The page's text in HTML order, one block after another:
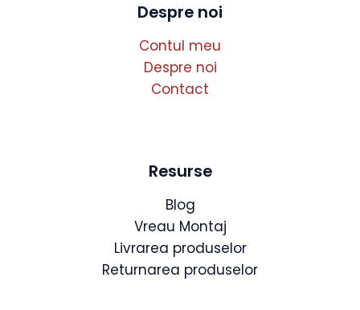
Despre noi
Contul meu
Despre noi
Contact
Resurse
Blog
Vreau Montaj
Livrarea produselor
Returnarea produselor